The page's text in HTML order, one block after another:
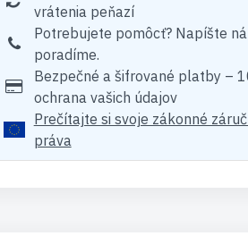
vrátenia peňazí
Potrebujete pomôcť? Napíšte
poradíme.
Bezpečné a šifrované platby –
ochrana vašich údajov
Prečítajte si svoje zákonné
práva